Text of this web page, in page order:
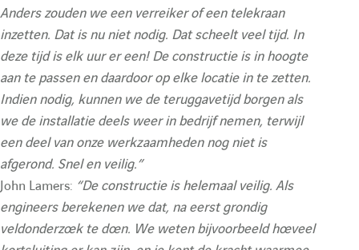
f
i
c
h
e
i
e
Anders zouden we een verreiker of een telekraan
inzetten. Dat is nu niet nodig. Dat scheelt veel tijd. In
deze tijd is elk uur er een! De constructie is in hoogte
aan te passen en daardoor op elke locatie in te zetten.
Indien nodig, kunnen we de teruggavetijd borgen als
we de installatie deels weer in bedrijf nemen, terwijl
een deel van onze werkzaamheden nog niet is
afgerond. Snel en veilig.”
John Lamers: “De constructie is helemaal veilig. Als
engineers berekenen we dat, na eerst grondig
veldonderzoek te doen. We weten bijvoorbeeld hoeveel